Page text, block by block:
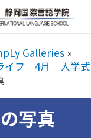
Galleries
イフ 4月 入学式
写真